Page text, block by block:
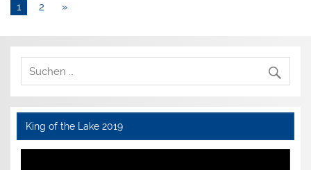
1 2 »
King of the Lake 2019